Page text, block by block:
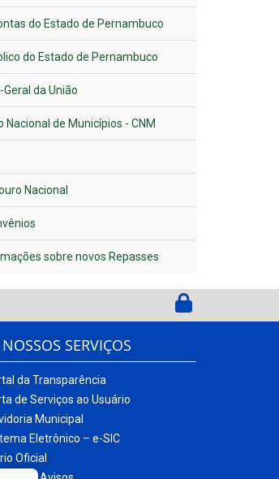
do Estado de Pernambuco
do Estado de Pernambuco
da União
Nacional de Municípios - CNM
Nacional
sobre novos Repasses
NOSSOS SERVIÇOS
da Transparência
de Serviços ao Usuário
Municipal
Eletrônico – e-SIC
Oficial